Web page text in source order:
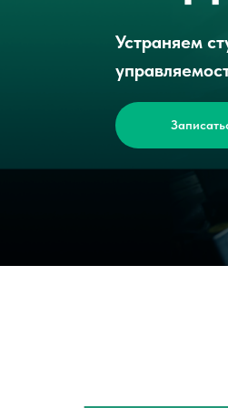
Устраняем